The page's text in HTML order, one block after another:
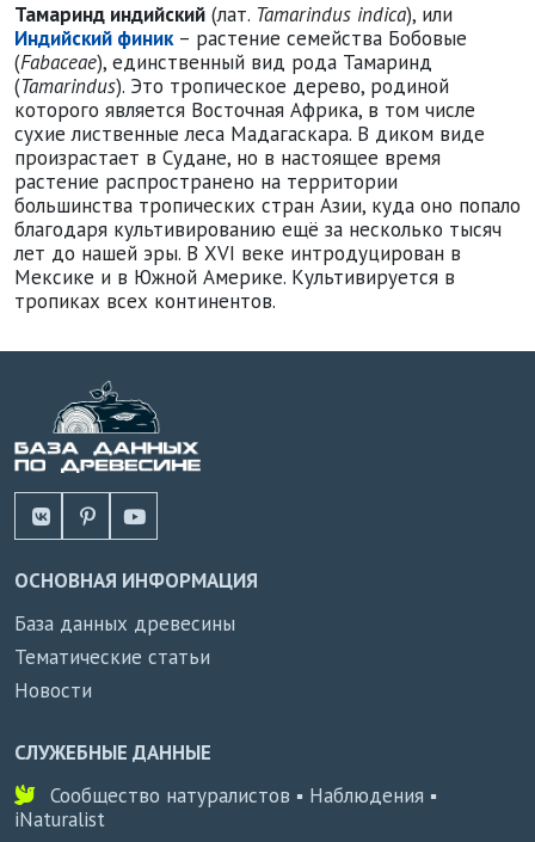
Тамаринд индийский (лат. Tamarindus indica), или
Индийский финик– растение семейства Бобовые
(Fabaceae), единственный вид рода Тамаринд
(Tamarindus). Это тропическое дерево, родиной
которого является Восточная Африка, в том числе
сухие лиственные леса Мадагаскара. В диком виде
произрастает в Судане, но в настоящее время
растение распространено на территории
большинства тропических стран Азии, куда оно попало
благодаря культивированию ещё за несколько тысяч
лет до нашей эры. В XVI веке интродуцирован в
Мексике и в Южной Америке. Культивируется в
тропиках всех континентов.
ОСНОВНАЯ ИНФОРМАЦИЯ
База данных древесины
Тематические статьи
Новости
СЛУЖЕБНЫЕ ДАННЫЕ
Сообщество натуралистов ▪ Наблюдения ▪
iNaturalist